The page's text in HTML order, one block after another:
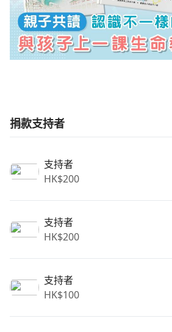
捐款支持者
支持者
HK$200
支持者
HK$200
支持者
HK$100